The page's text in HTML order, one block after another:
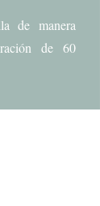
de manera
de 60